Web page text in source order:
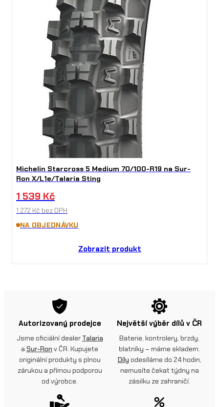
Michelin Starcross 5 Medium 70/100-R19 na Sur-
Ron X/L1e/Talaria Sting
1 539 Kč
1 272 Kč bez DPH
NA OBJEDNÁVKU
Zobrazit produkt
Autorizovaný prodejce
Jsme oficiální dealer Talaria
a Sur-Ron v ČR. Kupujete
originální produkty s plnou
zárukou a přímou podporou
od výrobce.
Největší výběr dílů v ČR
Baterie, kontrolery, brzdy,
blatníky – máme skladem.
Díly odesíláme do 24 hodin,
nemusíte čekat týdny na
zásilku ze zahraničí.